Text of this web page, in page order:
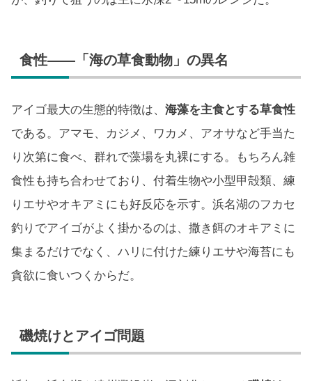
食性——「海の草食動物」の異名
アイゴ最大の生態的特徴は、 海藻を主食とする草食性
である。アマモ、カジメ、ワカメ、アオサなど手当た
り次第に食べ、群れで藻場を丸裸にする。もちろん雑
食性も持ち合わせており、付着生物や小型甲殻類、練
りエサやオキアミにも好反応を示す。浜名湖のフカセ
釣りでアイゴがよく掛かるのは、撒き餌のオキアミに
集まるだけでなく、ハリに付けた練りエサや海苔にも
貪欲に食いつくからだ。
磯焼けとアイゴ問題